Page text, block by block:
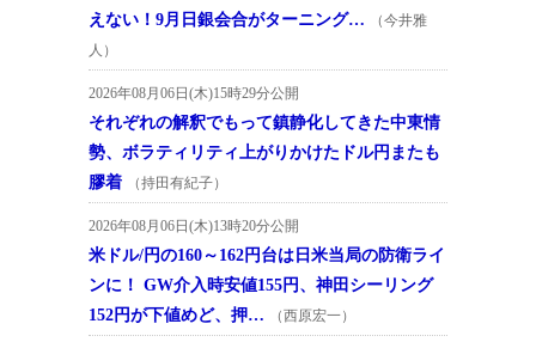
えない！9月日銀会合がターニング…
（今井雅
人）
2026年08月06日(木)15時29分公開
それぞれの解釈でもって鎮静化してきた中東情
勢、ボラティリティ上がりかけたドル円またも
膠着
（持田有紀子）
2026年08月06日(木)13時20分公開
米ドル/円の160～162円台は日米当局の防衛ライ
ンに！ GW介入時安値155円、神田シーリング
152円が下値めど、押…
（西原宏一）